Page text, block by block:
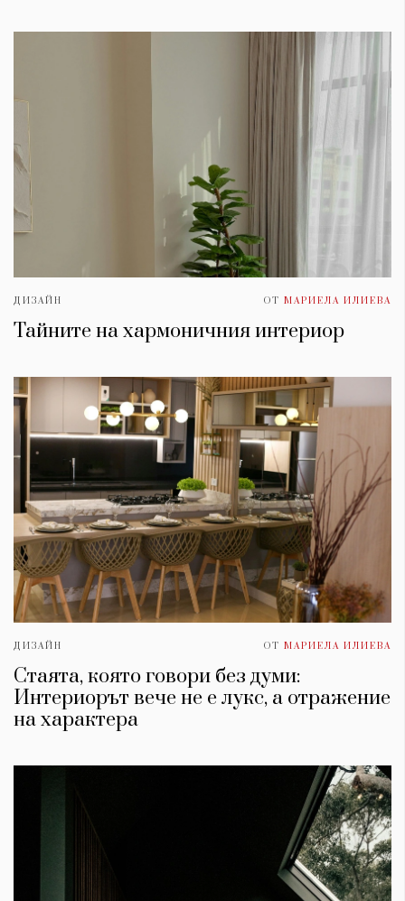
ДИЗАЙН ОТ МАРИЕЛА ИЛИЕВА
Тайните на хармоничния интериор
ДИЗАЙН ОТ МАРИЕЛА ИЛИЕВА
Стаята, която говори без думи:
Интериорът вече не е лукс, а отражение
на характера